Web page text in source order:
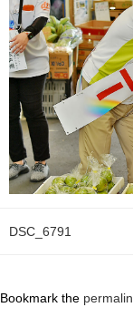
DSC_6791
Bookmark the